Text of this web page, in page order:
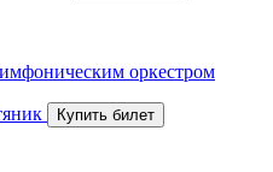
оркестром